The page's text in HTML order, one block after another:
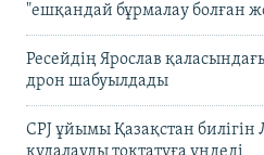
"ешқандай бұрмалау болған
Ресейдің Ярослав
дрон шабуылдады
CPJ ұйымы Қазақстан